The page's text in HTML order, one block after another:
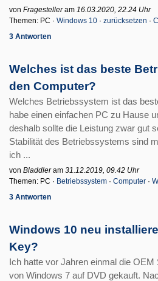
von Fragestelleram 16.03.2020, 22.24 Uhr
Themen: PC · Windows 10 · zurücksetzen ·
3 Antworten
Welches ist das beste
den Computer?
Welches Betriebssystem ist das
habe einen einfachen PC zu Hause
deshalb sollte die Leistung zwar gut
Stabilität des Betriebssystems sind
ich ...
von Bladdleram 31.12.2019, 09.42 Uhr
Themen: PC · Betriebssystem · Computer ·
3 Antworten
Windows 10 neu
Key?
Ich hatte vor Jahren einmal die
von Windows 7 auf DVD gekauft.